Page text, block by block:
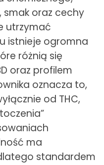
oraz cechy
utrzymać
istnieje ogromna
różnią się
oraz profilem
oznacza to,
od THC,
ma
standardem